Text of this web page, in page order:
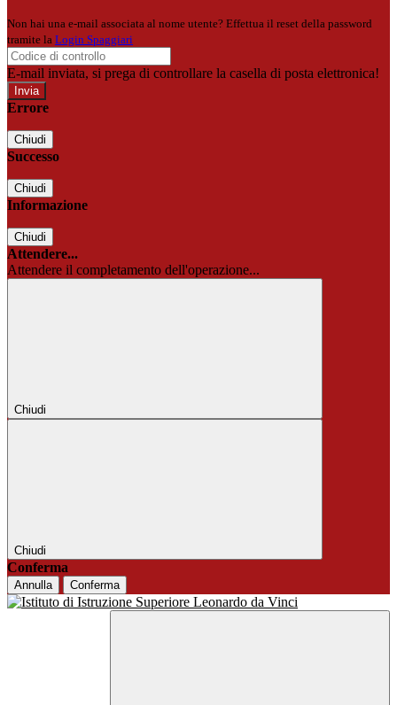
Non hai una e-mail associata al nome utente? Effettua il reset della password
tramite la Login Spaggiari
E-mail inviata, si prega di controllare la casella di posta elettronica!
Errore
Chiudi
Successo
Chiudi
Informazione
Chiudi
Attendere...
Attendere il completamento dell'operazione...
Chiudi
Chiudi
Conferma
Annulla Conferma